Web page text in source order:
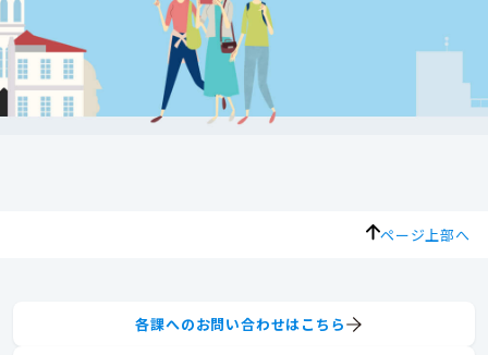
ページ上部へ
各課へのお問い合わせはこちら